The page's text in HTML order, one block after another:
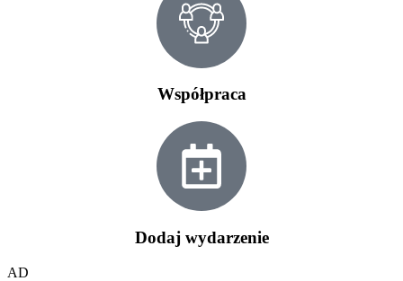
Współpraca
Dodaj wydarzenie
AD